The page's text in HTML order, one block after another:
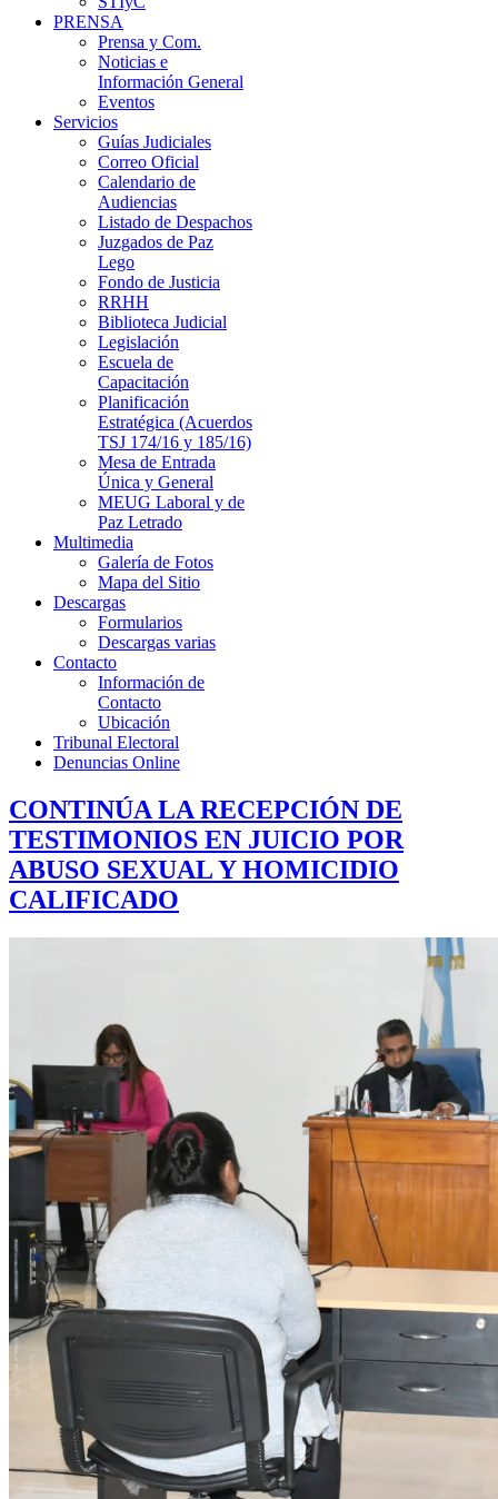
PRENSA
Prensa y Com.
Noticias e
Información General
Eventos
Servicios
Guías Judiciales
Correo Oficial
Calendario de
Audiencias
Listado de Despachos
Juzgados de Paz
Lego
Fondo de Justicia
RRHH
Biblioteca Judicial
Legislación
Escuela de
Capacitación
Planificación
Estratégica (Acuerdos
TSJ 174/16 y 185/16)
Mesa de Entrada
Única y General
MEUG Laboral y de
Paz Letrado
Multimedia
Galería de Fotos
Mapa del Sitio
Descargas
Formularios
Descargas varias
Contacto
Información de
Contacto
Ubicación
Tribunal Electoral
Denuncias Online
CONTINÚA LA RECEPCIÓN DE
TESTIMONIOS EN JUICIO POR
ABUSO SEXUAL Y HOMICIDIO
CALIFICADO